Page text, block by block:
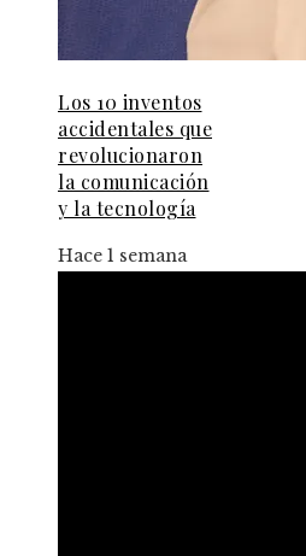
Los 10 inventos
accidentales que
revolucionaron
la comunicación
y la tecnología
Hace 1 semana